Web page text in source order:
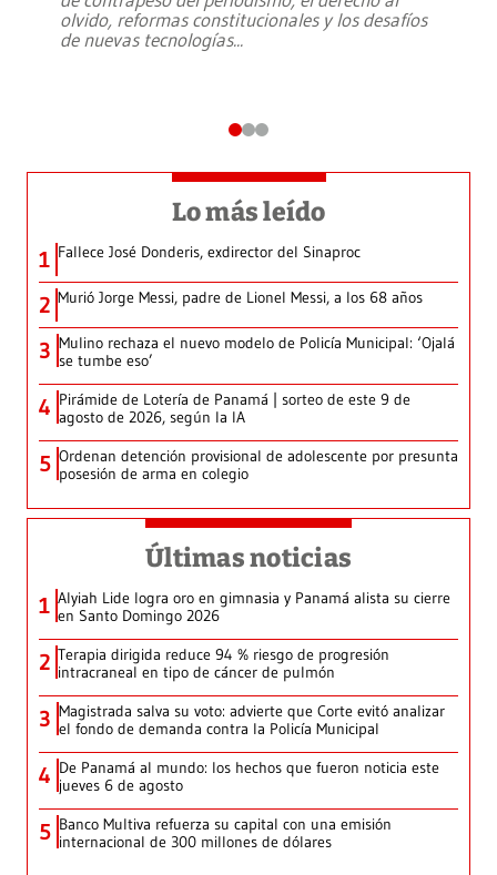
olvido, reformas constitucionales y los desafíos
de nuevas tecnologías...
Lo más leído
1 Fallece José Donderis, exdirector del Sinaproc
2 Murió Jorge Messi, padre de Lionel Messi, a los 68 años
3 Mulino rechaza el nuevo modelo de Policía Municipal: ‘Ojalá
se tumbe eso’
4 Pirámide de Lotería de Panamá | sorteo de este 9 de
agosto de 2026, según la IA
5 Ordenan detención provisional de adolescente por presunta
posesión de arma en colegio
Últimas noticias
1 Alyiah Lide logra oro en gimnasia y Panamá alista su cierre
en Santo Domingo 2026
2 Terapia dirigida reduce 94 % riesgo de progresión
intracraneal en tipo de cáncer de pulmón
3 Magistrada salva su voto: advierte que Corte evitó analizar
el fondo de demanda contra la Policía Municipal
4 De Panamá al mundo: los hechos que fueron noticia este
jueves 6 de agosto
5 Banco Multiva refuerza su capital con una emisión
internacional de 300 millones de dólares